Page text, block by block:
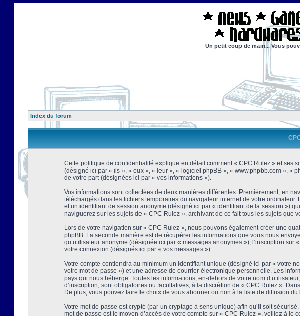
Un petit coup de main... Vous
Index du forum
Cette politique de confidentialité explique en détail comment « CPC Rulez » et ses
(désigné ici par « ils », « eux », « leur », « logiciel phpBB », « www.phpbb.com », «
de votre part (désignées ici par « vos informations »).
Vos informations sont collectées de deux manières différentes. Premièrement, en
téléchargés dans les fichiers temporaires du navigateur internet de votre
et un identifiant de session anonyme (désigné ici par « identifiant de la session »)
naviguerez sur les sujets de « CPC Rulez », archivant de ce fait tous les sujets que
Lors de votre navigation sur « CPC Rulez », nous pouvons également créer une
phpBB. La seconde manière est de récupérer les informations que vous nous
qu’utilisateur anonyme (désignée ici par « messages anonymes »), l’inscription
votre connexion (désignés ici par « vos messages »).
Votre compte contiendra au minimum un identifiant unique (désigné ici par « votre
votre mot de passe ») et une adresse de courrier électronique personnelle. Les
pays qui nous héberge. Toutes les informations, en-dehors de votre nom
d’inscription, sont obligatoires ou facultatives, à la discrétion de « CPC Rulez ».
De plus, vous pouvez faire le choix de vous abonner ou non à la liste de diffusion
Votre mot de passe est crypté (par un cryptage à sens unique) afin qu’il soit
mot de passe est le moyen d’accès de votre compte sur « CPC Rulez », veillez à